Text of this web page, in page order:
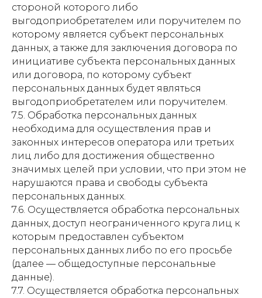
стороной которого либо
выгодоприобретателем или поручителем по
которому является субъект персональных
данных, а также для заключения договора по
инициативе субъекта персональных данных
или договора, по которому субъект
персональных данных будет являться
выгодоприобретателем или поручителем.
7.5. Обработка персональных данных
необходима для осуществления прав и
законных интересов оператора или третьих
лиц либо для достижения общественно
значимых целей при условии, что при этом не
нарушаются права и свободы субъекта
персональных данных.
7.6. Осуществляется обработка персональных
данных, доступ неограниченного круга лиц к
которым предоставлен субъектом
персональных данных либо по его просьбе
(далее — общедоступные персональные
данные).
7.7. Осуществляется обработка персональных